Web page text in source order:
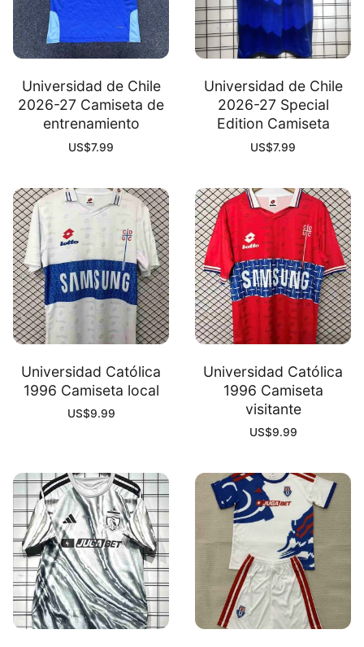
Universidad de Chile
2026-27 Camiseta de
entrenamiento
US$7.99
Universidad de Chile
2026-27 Special
Edition Camiseta
US$7.99
Universidad Católica
1996 Camiseta local
US$9.99
Universidad Católica
1996 Camiseta
visitante
US$9.99